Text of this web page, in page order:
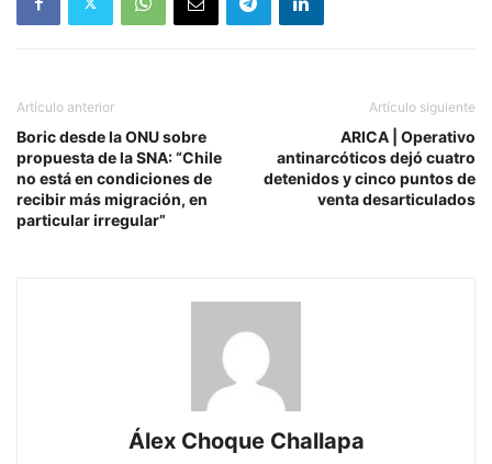
Artículo anterior
Boric desde la ONU sobre
propuesta de la SNA: “Chile
no está en condiciones de
recibir más migración, en
particular irregular”
Artículo siguiente
ARICA | Operativo
antinarcóticos dejó cuatro
detenidos y cinco puntos de
venta desarticulados
Álex Choque Challapa